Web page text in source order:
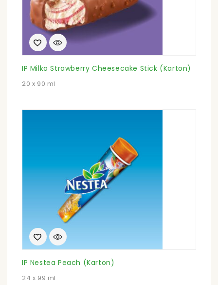
IP Milka Strawberry Cheesecake Stick (Karton)
20 x 90 ml
IP Nestea Peach (Karton)
24 x 99 ml